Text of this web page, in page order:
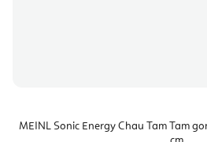
MEINL Sonic Energy Chau Tam Tam